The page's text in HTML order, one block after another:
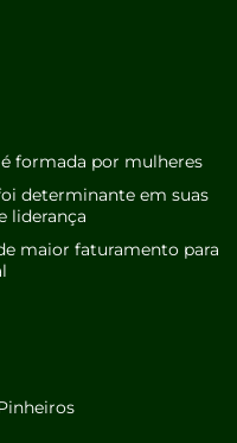
é formada por mulheres
determinante em suas
liderança
maior faturamento para